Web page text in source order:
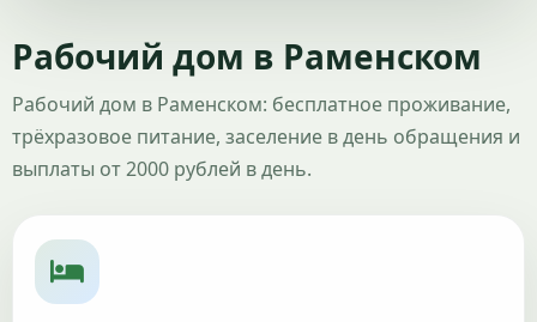
Рабочий дом в Раменском
Рабочий дом в Раменском: бесплатное проживание,
трёхразовое питание, заселение в день обращения и
выплаты от 2000 рублей в день.